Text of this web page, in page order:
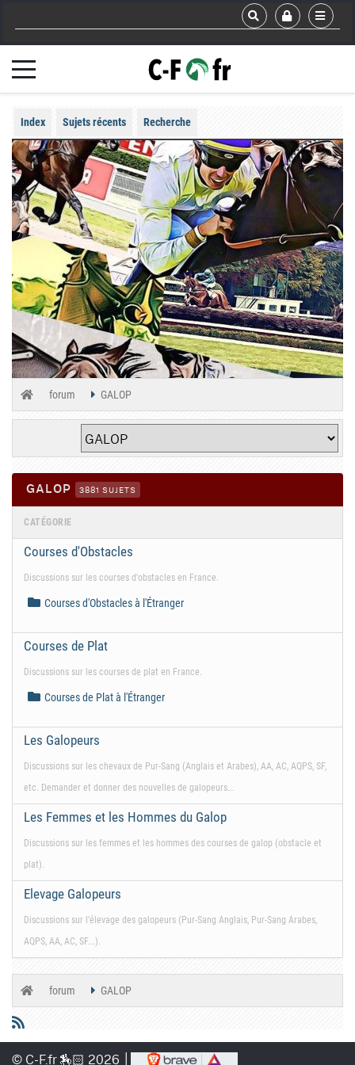
Index Sujets récents Recherche
forum GALOP
GALOP 3881 SUJETS
CATÉGORIE
Courses d'Obstacles
Discussions sur les courses d'obstacles en France.
Courses d'Obstacles à l'Étranger
Courses de Plat
Discussions sur les courses de plat en France.
Courses de Plat à l'Étranger
Les Galopeurs
Discussions sur les chevaux de Pur-Sang (Anglais et Arabes), AA, AC, AQPS, SF,
etc. Demander et donner des nouvelles de galopeurs...
Les Femmes et les Hommes du Galop
Discussions sur les femmes et les hommes des courses de galop (obstacle et
plat).
Elevage Galopeurs
Discussions sur l'élevage des galopeurs (Pur-Sang Anglais, Pur-Sang Arabes,
AQPS, AA, AC, SF...).
forum GALOP
© C-F.fr 🏇🏻 2026 │